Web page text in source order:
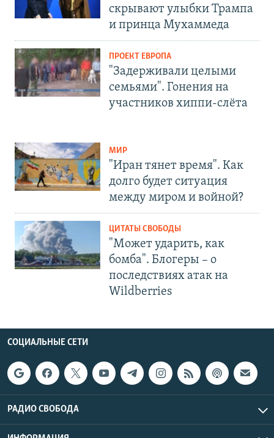
скрывают улыбки Трампа
и принца Мухаммеда
ПРОЕКТ ЕВРОПА
"Задерживали целыми
семьями". Гонения на
участников хиппи-слёта
МИР
"Иран тянет время". Как
долго будет ситуация
между миром и войной?
ЦИТАТЫ СВОБОДЫ
"Может ударить, как
бомба". Блогеры – о
последствиях атак на
Wildberries
СОЦИАЛЬНЫЕ СЕТИ
РАДИО СВОБОДА